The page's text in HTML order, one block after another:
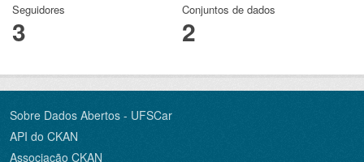
Seguidores
3
Conjuntos de dados
2
Sobre Dados Abertos - UFSCar
API do CKAN
Associação CKAN